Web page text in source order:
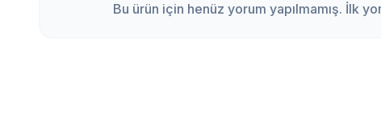
Bu ürün için henüz yorum yapılmamış. İlk